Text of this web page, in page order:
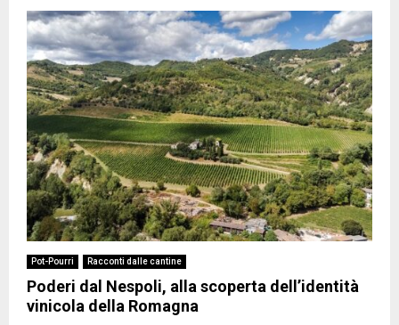
Pot-Pourri Racconti dalle cantine
Poderi dal Nespoli, alla scoperta dell’identità
vinicola della Romagna